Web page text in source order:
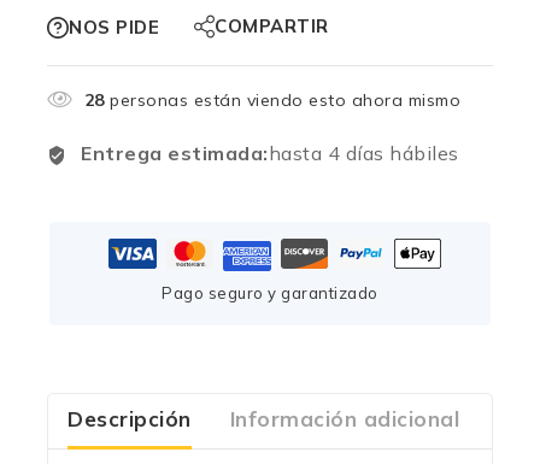
NOS PIDE
COMPARTIR
28personas están viendo esto ahora mismo
Entrega estimada:hasta 4 días hábiles
Pago seguro y garantizado
Descripción Información adicional